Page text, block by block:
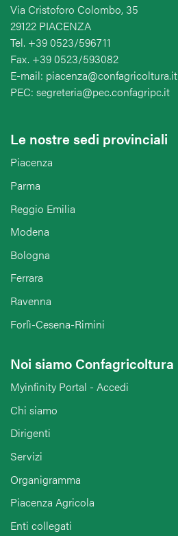
Via Cristoforo Colombo, 35
29122 PIACENZA
Tel. +39 0523/596711
Fax. +39 0523/593082
E-mail: piacenza@confagricoltura.it
PEC: segreteria@pec.confagripc.it
Le nostre sedi provinciali
Piacenza
Parma
Reggio Emilia
Modena
Bologna
Ferrara
Ravenna
Forlì-Cesena-Rimini
Noi siamo Confagricoltura
Myinfinity Portal - Accedi
Chi siamo
Dirigenti
Servizi
Organigramma
Piacenza Agricola
Enti collegati